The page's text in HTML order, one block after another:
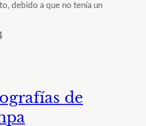
debido a que no tenía un
de